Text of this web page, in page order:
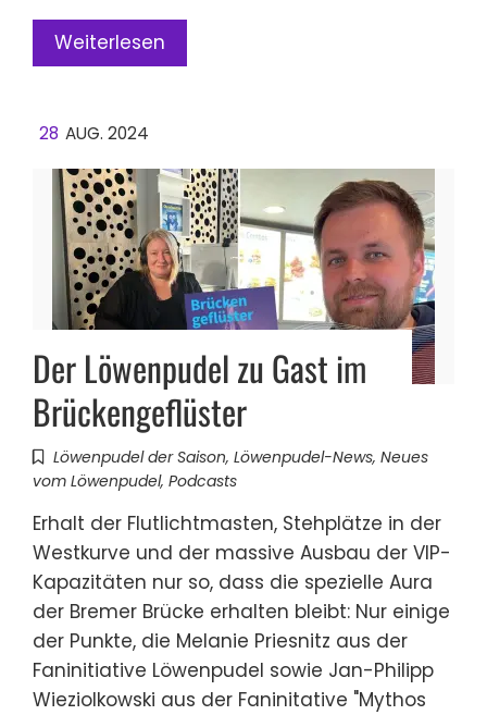
Weiterlesen
28 AUG. 2024
Der Löwenpudel zu Gast im
Brückengeflüster
Löwenpudel der Saison, Löwenpudel-News, Neues
vom Löwenpudel, Podcasts
Erhalt der Flutlichtmasten, Stehplätze in der
Westkurve und der massive Ausbau der VIP-
Kapazitäten nur so, dass die spezielle Aura
der Bremer Brücke erhalten bleibt: Nur einige
der Punkte, die Melanie Priesnitz aus der
Faninitiative Löwenpudel sowie Jan-Philipp
Wieziolkowski aus der Faninitative "Mythos